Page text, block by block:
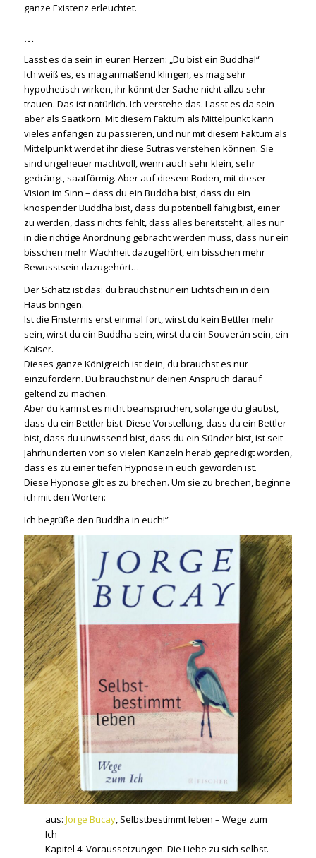
ganze Existenz erleuchtet.
…
Lasst es da sein in euren Herzen: „Du bist ein Buddha!“
Ich weiß es, es mag anmaßend klingen, es mag sehr
hypothetisch wirken, ihr könnt der Sache nicht allzu sehr
trauen. Das ist natürlich. Ich verstehe das. Lasst es da sein –
aber als Saatkorn. Mit diesem Faktum als Mittelpunkt kann
vieles anfangen zu passieren, und nur mit diesem Faktum als
Mittelpunkt werdet ihr diese Sutras verstehen können. Sie
sind ungeheuer machtvoll, wenn auch sehr klein, sehr
gedrängt, saatförmig. Aber auf diesem Boden, mit dieser
Vision im Sinn – dass du ein Buddha bist, dass du ein
knospender Buddha bist, dass du potentiell fähig bist, einer
zu werden, dass nichts fehlt, dass alles bereitsteht, alles nur
in die richtige Anordnung gebracht werden muss, dass nur ein
bisschen mehr Wachheit dazugehört, ein bisschen mehr
Bewusstsein dazugehört…
Der Schatz ist das: du brauchst nur ein Lichtschein in dein
Haus bringen.
Ist die Finsternis erst einmal fort, wirst du kein Bettler mehr
sein, wirst du ein Buddha sein, wirst du ein Souverän sein, ein
Kaiser.
Dieses ganze Königreich ist dein, du brauchst es nur
einzufordern. Du brauchst nur deinen Anspruch darauf
geltend zu machen.
Aber du kannst es nicht beanspruchen, solange du glaubst,
dass du ein Bettler bist. Diese Vorstellung, dass du ein Bettler
bist, dass du unwissend bist, dass du ein Sünder bist, ist seit
Jahrhunderten von so vielen Kanzeln herab gepredigt worden,
dass es zu einer tiefen Hypnose in euch geworden ist.
Diese Hypnose gilt es zu brechen. Um sie zu brechen, beginne
ich mit den Worten:
Ich begrüße den Buddha in euch!”
aus:Jorge Bucay, Selbstbestimmt leben – Wege zum
Ich
Kapitel 4: Voraussetzungen. Die Liebe zu sich selbst.